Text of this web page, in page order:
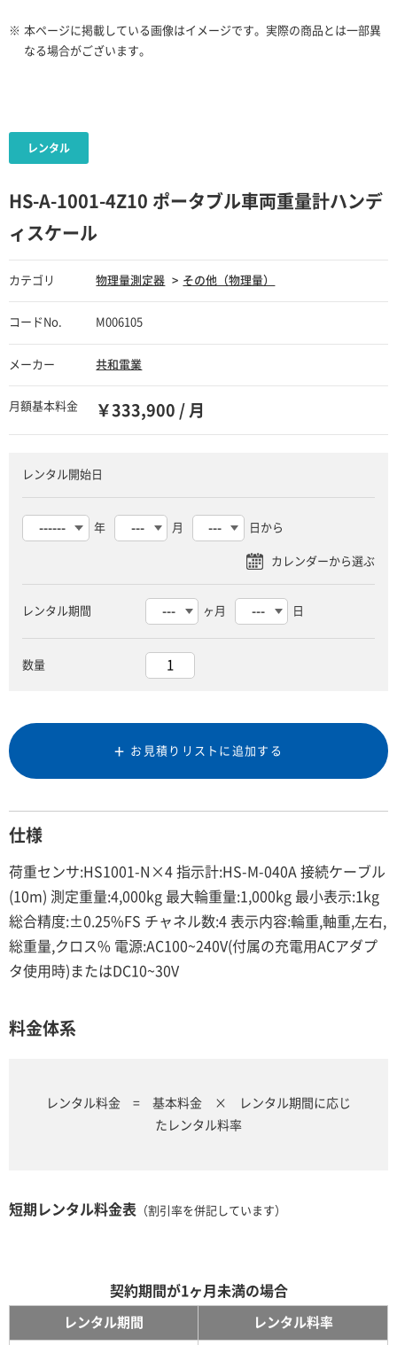
※ 本ページに掲載している画像はイメージです。実際の商品とは一部異
なる場合がございます。
HS-A-1001-4Z10 ポータブル車両重量計ハンデ
ィスケール
カテゴリ 物理量測定器 その他（物理量）
コードNo. M006105
メーカー 共和電業
月額基本料金 ￥333,900 / 月
レンタル開始日
年 月 日から
レンタル期間 ヶ月 日
数量
お見積りリストに追加する
仕様
荷重センサ:HS1001-N×4 指示計:HS-M-040A 接続ケーブル
(10m) 測定重量:4,000kg 最大輪重量:1,000kg 最小表示:1kg
総合精度:±0.25%FS チャネル数:4 表示内容:輪重,軸重,左右,
総重量,クロス% 電源:AC100~240V(付属の充電用ACアダプ
タ使用時)またはDC10~30V
料金体系
レンタル料金 = 基本料金 × レンタル期間に応じ
たレンタル料率
短期レンタル料金表 （割引率を併記しています）
契約期間が1ヶ月未満の場合
レンタル期間 レンタル料率